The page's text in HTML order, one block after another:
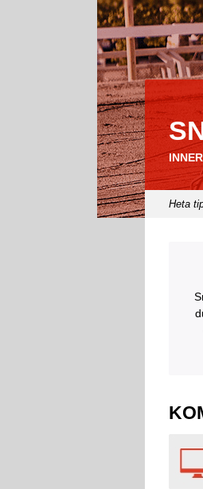
Heta